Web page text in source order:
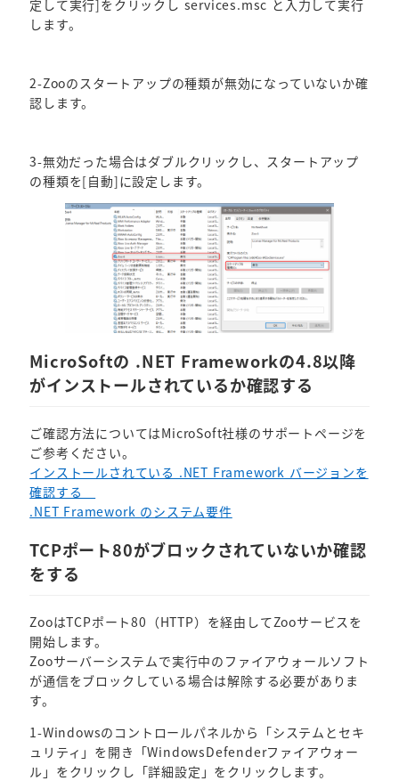
定して実行]をクリックし services.msc と入力して実行
します。
2-Zooのスタートアップの種類が無効になっていないか確
認します。
3-無効だった場合はダブルクリックし、スタートアップ
の種類を[自動]に設定します。
MicroSoftの .NET Frameworkの4.8以降
がインストールされているか確認する
ご確認方法についてはMicroSoft社様のサポートページを
ご参考ください。
インストールされている .NET Framework バージョンを
確認する
.NET Framework のシステム要件
TCPポート80がブロックされていないか確認
をする
ZooはTCPポート80（HTTP）を経由してZooサービスを
開始します。
Zooサーバーシステムで実行中のファイアウォールソフト
が通信をブロックしている場合は解除する必要がありま
す。
1-Windowsのコントロールパネルから「システムとセキ
ュリティ」を開き「WindowsDefenderファイアウォー
ル」をクリックし「詳細設定」をクリックします。